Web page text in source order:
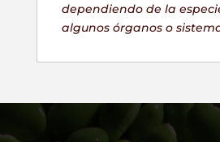
dependiendo de la
algunos órganos o